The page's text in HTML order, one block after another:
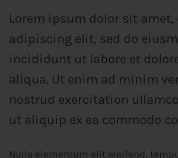
Lorem ipsum dolor sit
adipiscing elit, sed do
incididunt ut labore et
aliqua. Ut enim ad minim
nostrud exercitation
ut aliquip ex ea commodo
Nulla elementum elit eleifend,